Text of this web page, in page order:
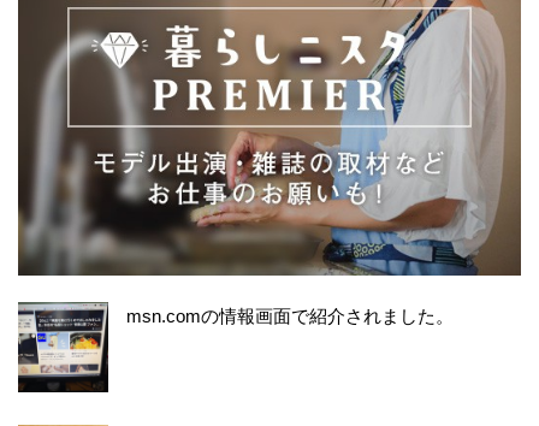
msn.comの情報画面で紹介されました。